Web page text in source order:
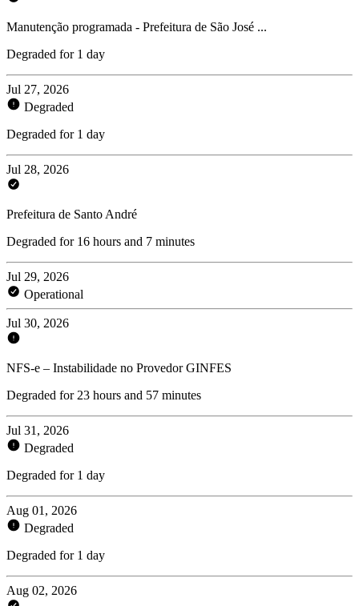
Manutenção programada - Prefeitura de São José ...
Degraded for 1 day
Jul 27, 2026
Degraded
Degraded for 1 day
Jul 28, 2026
Prefeitura de Santo André
Degraded for 16 hours and 7 minutes
Jul 29, 2026
Operational
Jul 30, 2026
NFS-e – Instabilidade no Provedor GINFES
Degraded for 23 hours and 57 minutes
Jul 31, 2026
Degraded
Degraded for 1 day
Aug 01, 2026
Degraded
Degraded for 1 day
Aug 02, 2026